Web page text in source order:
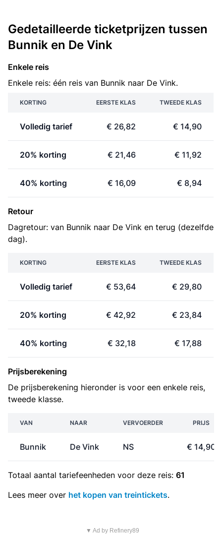
Gedetailleerde ticketprijzen tussen
Bunnik en De Vink
Enkele reis
Enkele reis: één reis van Bunnik naar De Vink.
KORTING EERSTE KLAS TWEEDE KLAS
Volledig tarief € 26,82 € 14,90
20% korting € 21,46 € 11,92
40% korting € 16,09 € 8,94
Retour
Dagretour: van Bunnik naar De Vink en terug (dezelfde
dag).
KORTING EERSTE KLAS TWEEDE KLAS
Volledig tarief € 53,64 € 29,80
20% korting € 42,92 € 23,84
40% korting € 32,18 € 17,88
Prijsberekening
De prijsberekening hieronder is voor een enkele reis,
tweede klasse.
VAN NAAR VERVOERDER PRIJS
Bunnik De Vink NS € 14,90
Totaal aantal tariefeenheden voor deze reis: 61
Lees meer over het kopen van treintickets.
▼ Ad by Refinery89